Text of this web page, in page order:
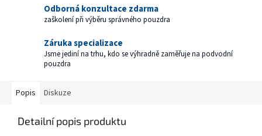
Odborná konzultace zdarma
zaškolení při výběru správného pouzdra
Záruka specializace
Jsme jediní na trhu, kdo se výhradně zaměřuje na podvodní
pouzdra
Popis Diskuze
Detailní popis produktu